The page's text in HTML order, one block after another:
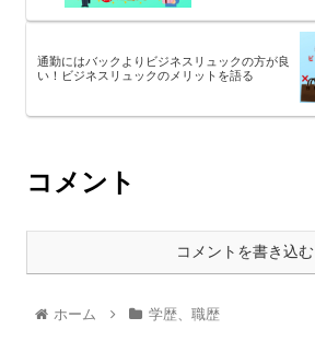
通勤にはバックよりビジネスリュックの方が良
い！ビジネスリュックのメリットを語る
コメント
コメントを書き込む
ホーム 学歴、職歴